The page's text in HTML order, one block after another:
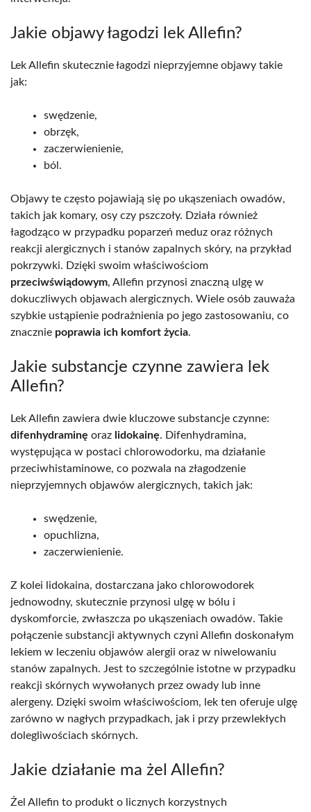
Jakie objawy łagodzi lek Allefin?
Lek Allefin skutecznie łagodzi nieprzyjemne objawy takie
jak:
swędzenie,
obrzęk,
zaczerwienienie,
ból.
Objawy te często pojawiają się po ukąszeniach owadów,
takich jak komary, osy czy pszczoły. Działa również
łagodząco w przypadku poparzeń meduz oraz różnych
reakcji alergicznych i stanów zapalnych skóry, na przykład
pokrzywki. Dzięki swoim właściwościom
przeciwświądowym, Allefin przynosi znaczną ulgę w
dokuczliwych objawach alergicznych. Wiele osób zauważa
szybkie ustąpienie podrażnienia po jego zastosowaniu, co
znacznie poprawia ich komfort życia.
Jakie substancje czynne zawiera lek
Allefin?
Lek Allefin zawiera dwie kluczowe substancje czynne:
difenhydraminę oraz lidokainę. Difenhydramina,
występująca w postaci chlorowodorku, ma działanie
przeciwhistaminowe, co pozwala na złagodzenie
nieprzyjemnych objawów alergicznych, takich jak:
swędzenie,
opuchlizna,
zaczerwienienie.
Z kolei lidokaina, dostarczana jako chlorowodorek
jednowodny, skutecznie przynosi ulgę w bólu i
dyskomforcie, zwłaszcza po ukąszeniach owadów. Takie
połączenie substancji aktywnych czyni Allefin doskonałym
lekiem w leczeniu objawów alergii oraz w niwelowaniu
stanów zapalnych. Jest to szczególnie istotne w przypadku
reakcji skórnych wywołanych przez owady lub inne
alergeny. Dzięki swoim właściwościom, lek ten oferuje ulgę
zarówno w nagłych przypadkach, jak i przy przewlekłych
dolegliwościach skórnych.
Jakie działanie ma żel Allefin?
Żel Allefin to produkt o licznych korzystnych